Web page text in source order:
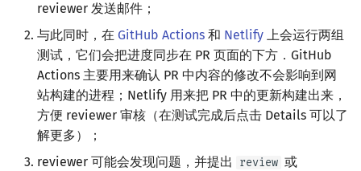
reviewer 发送邮件；
与此同时，在 GitHub Actions 和 Netlify 上会运行两组
测试，它们会把进度同步在 PR 页面的下方．GitHub
Actions 主要用来确认 PR 中内容的修改不会影响到网
站构建的进程；Netlify 用来把 PR 中的更新构建出来，
方便 reviewer 审核（在测试完成后点击 Details 可以了
解更多）；
reviewer 可能会发现问题，并提出
review 或